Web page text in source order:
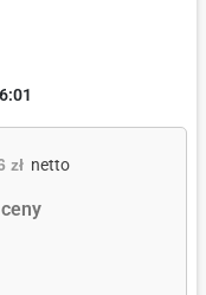
zł netto